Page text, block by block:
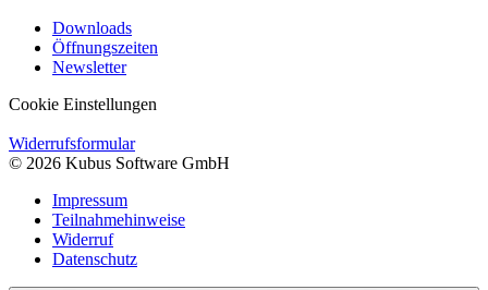
Downloads
Öffnungszeiten
Newsletter
Cookie Einstellungen
Widerrufsformular
© 2026 Kubus Software GmbH
Impressum
Teilnahmehinweise
Widerruf
Datenschutz